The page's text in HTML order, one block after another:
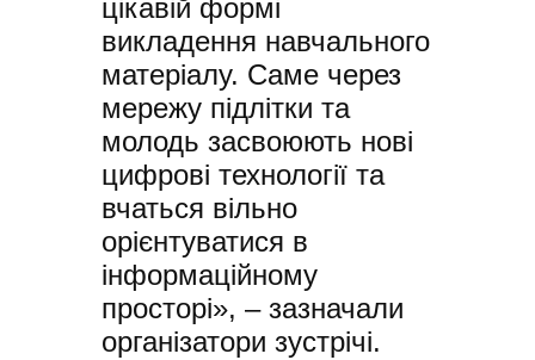
цікавій формі
викладення навчального
матеріалу. Саме через
мережу підлітки та
молодь засвоюють нові
цифрові технології та
вчаться вільно
орієнтуватися в
інформаційному
просторі», – зазначали
організатори зустрічі.